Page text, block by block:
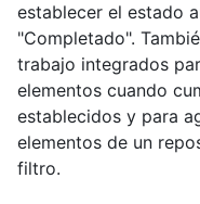
establecer el estado
"Completado".
trabajo integrados
elementos cuando
establecidos y para
elementos de un
filtro.